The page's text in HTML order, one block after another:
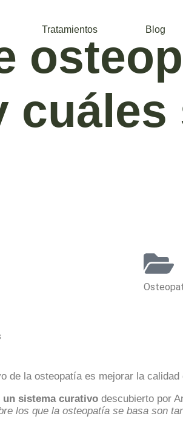
Tratamientos Blog
cuáles
de la osteopatía es mejorar la calidad
un sistema curativo descubierto por
los que la osteopatía se basa son